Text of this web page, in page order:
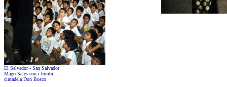
El Salvador - San Salvador
Mago Sales con i bimbi
cintadela Don Bosco